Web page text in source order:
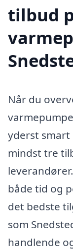
tilbud
Når du
yderst
mindst tre
både tid og
det bedste
som
handlende